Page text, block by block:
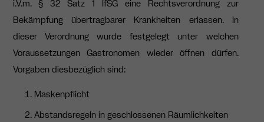
i.V.m. § 32 Satz 1 IfSG eine Rechtsverordnung zur
Bekämpfung übertragbarer Krankheiten erlassen. In
dieser Verordnung wurde festgelegt unter welchen
Voraussetzungen Gastronomen wieder öffnen dürfen.
Vorgaben diesbezüglich sind:
Maskenpflicht
Abstandsregeln in geschlossenen Räumlichkeiten